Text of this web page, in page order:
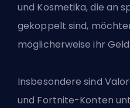
und Kosmetika, die an
gekoppelt sind,
möglicherweise ihr
Insbesondere sind
und Fortnite-Konten